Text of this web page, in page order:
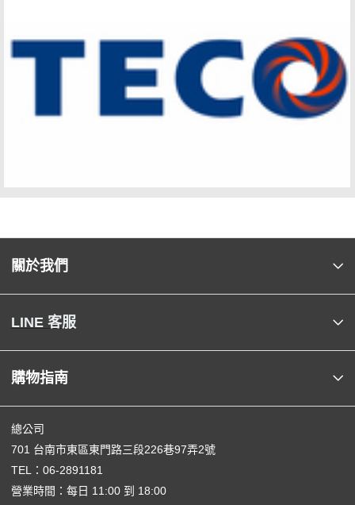
關於我們
LINE 客服
購物指南
總公司
701 台南市東區東門路三段226巷97弄2號
TEL： 06-2891181
營業時間：每日 11:00 到 18:00